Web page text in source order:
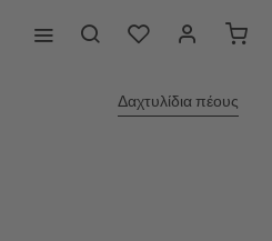
Δαχτυλίδια πέους